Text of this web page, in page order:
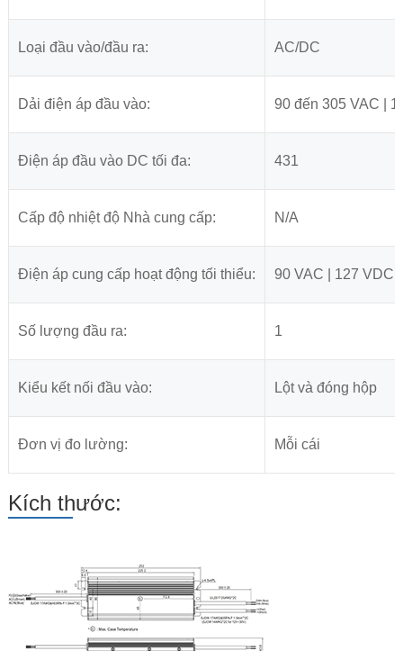
Loại đầu vào/đầu ra: AC/DC
Dải điện áp đầu vào: 90 đến 305 VAC |
Điện áp đầu vào DC tối đa: 431
Cấp độ nhiệt độ Nhà cung cấp: N/A
Điện áp cung cấp hoạt động tối thiểu: 90 VAC | 127 VDC
Số lượng đầu ra: 1
Kiểu kết nối đầu vào: Lột và đóng hộp
Đơn vị đo lường: Mỗi cái
Kích thước: